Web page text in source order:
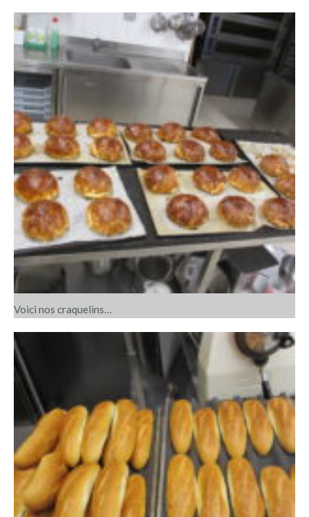
Voici nos craquelins…